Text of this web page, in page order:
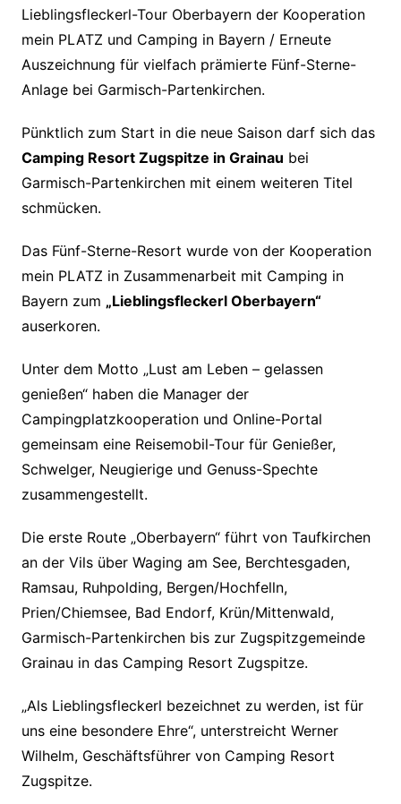
Lieblingsfleckerl-Tour Oberbayern der Kooperation
mein PLATZ und Camping in Bayern / Erneute
Auszeichnung für vielfach prämierte Fünf-Sterne-
Anlage bei Garmisch-Partenkirchen.
Pünktlich zum Start in die neue Saison darf sich das
Camping Resort Zugspitze in Grainau bei
Garmisch-Partenkirchen mit einem weiteren Titel
schmücken.
Das Fünf-Sterne-Resort wurde von der Kooperation
mein PLATZ in Zusammenarbeit mit Camping in
Bayern zum „Lieblingsfleckerl Oberbayern“
auserkoren.
Unter dem Motto „Lust am Leben – gelassen
genießen“ haben die Manager der
Campingplatzkooperation und Online-Portal
gemeinsam eine Reisemobil-Tour für Genießer,
Schwelger, Neugierige und Genuss-Spechte
zusammengestellt.
Die erste Route „Oberbayern“ führt von Taufkirchen
an der Vils über Waging am See, Berchtesgaden,
Ramsau, Ruhpolding, Bergen/Hochfelln,
Prien/Chiemsee, Bad Endorf, Krün/Mittenwald,
Garmisch-Partenkirchen bis zur Zugspitzgemeinde
Grainau in das Camping Resort Zugspitze.
„Als Lieblingsfleckerl bezeichnet zu werden, ist für
uns eine besondere Ehre“, unterstreicht Werner
Wilhelm, Geschäftsführer von Camping Resort
Zugspitze.